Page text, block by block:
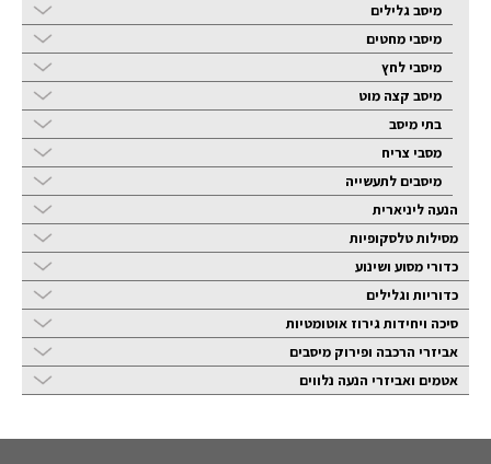
מיסב גלילים
מיסבי מחטים
מיסבי לחץ
מיסב קצה מוט
בתי מיסב
מסבי צריח
מיסבים לתעשייה
הנעה ליניארית
מסילות טלסקופיות
כדורי מסוע ושינוע
כדוריות וגלילים
סיכה ויחידות גירוז אוטומטיות
אביזרי הרכבה ופירוק מיסבים
אטמים ואביזרי הנעה נלווים